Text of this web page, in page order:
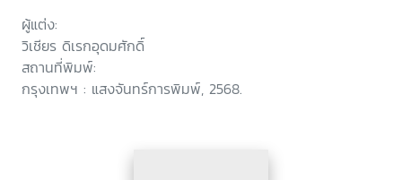
ผู้แต่ง:
วิเชียร ดิเรกอุดมศักดิ์
สถานที่พิมพ์:
กรุงเทพฯ : แสงจันทร์การพิมพ์, 2568.